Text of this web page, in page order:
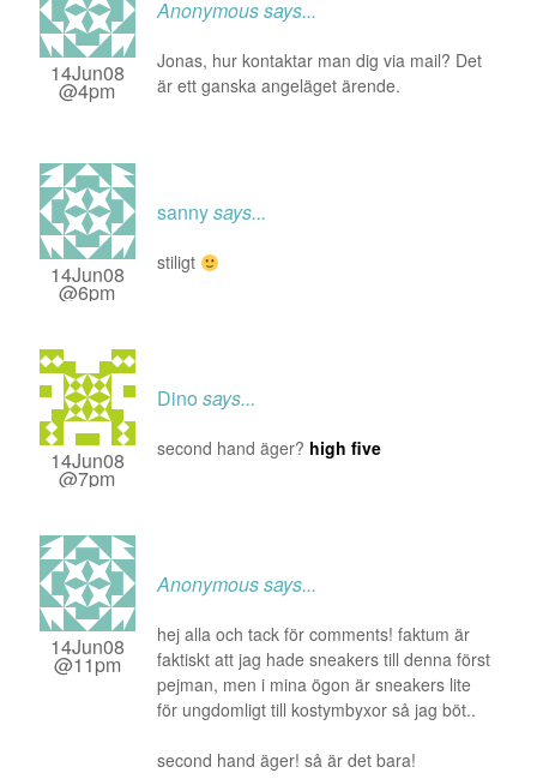
14Jun08
@4pm
Anonymoussays...
Jonas, hur kontaktar man dig via mail? Det
är ett ganska angeläget ärende.
14Jun08
@6pm
sannysays...
stiligt
14Jun08
@7pm
Dino says...
second hand äger? high five
14Jun08
@11pm
Anonymoussays...
hej alla och tack för comments! faktum är
faktiskt att jag hade sneakers till denna först
pejman, men i mina ögon är sneakers lite
för ungdomligt till kostymbyxor så jag böt..
second hand äger! så är det bara!